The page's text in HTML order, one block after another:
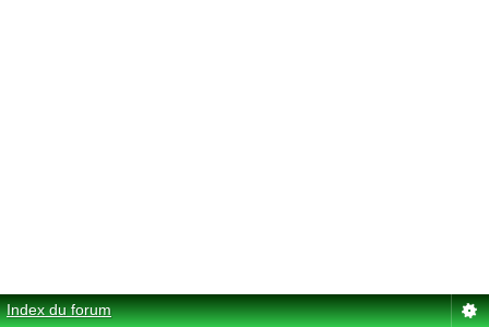
Index du forum